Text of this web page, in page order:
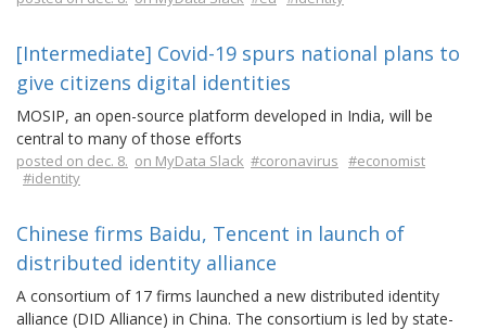
[Intermediate] Covid-19 spurs national plans to
give citizens digital identities
MOSIP, an open-source platform developed in India, will be
central to many of those efforts
posted on dec. 8. on MyData Slack #coronavirus #economist
#identity
Chinese firms Baidu, Tencent in launch of
distributed identity alliance
A consortium of 17 firms launched a new distributed identity
alliance (DID Alliance) in China. The consortium is led by state-